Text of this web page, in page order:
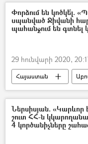
Երիտասարդ
հիվանդանոց
Փորձում են կոծկե՞լ.
սպանված Ջիվանի
պահանջում են գտնել
29 հունվարի 2020,
Հայաստան
Սպանություն
ՀՀ գլխավոր
ՀՀ քննչական կոմիտե
Ներսիսյան. «Կարևոր
շուտ ՀՀ-ն
4 կործանիչները